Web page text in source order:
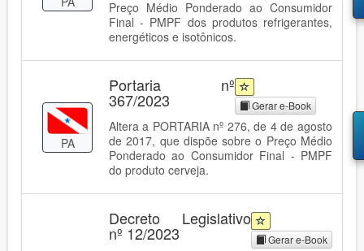
Preço Médio Ponderado ao Consumidor
Final - PMPF dos produtos refrigerantes,
energéticos e isotônicos.
PA
Portaria nº
367/2023 Gerar e-Book
Altera a PORTARIA nº 276, de 4 de agosto
de 2017, que dispõe sobre o Preço Médio
Ponderado ao Consumidor Final - PMPF
do produto cerveja.
Decreto Legislativo
nº 12/2023 Gerar e-Book